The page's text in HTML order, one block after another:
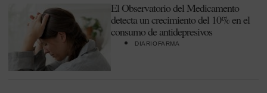
El Observatorio del Medicamento
detecta un crecimiento del 10% en el
consumo de antidepresivos
DIARIOFARMA